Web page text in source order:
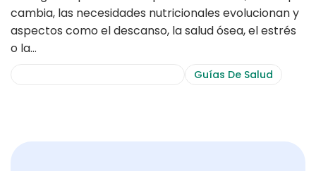
cambia, las necesidades nutricionales evolucionan y
aspectos como el descanso, la salud ósea, el estrés
o la…
Guías De Salud